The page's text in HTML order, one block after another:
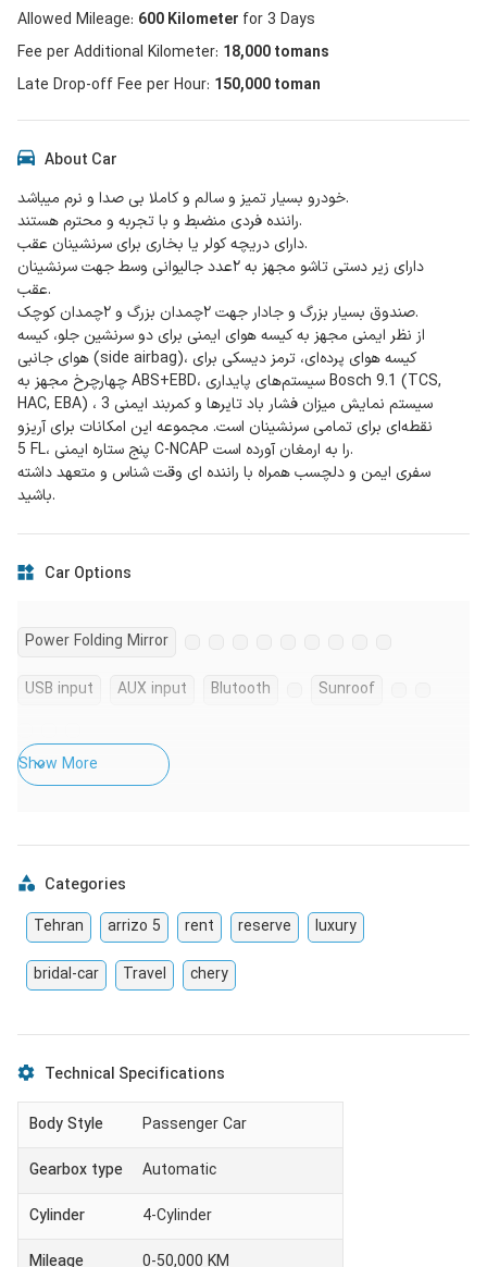
Allowed Mileage: 600Kilometer for3 Days
Fee per Additional Kilometer: 18,000tomans
Late Drop-off Fee per Hour: 150,000 toman
About Car
خودرو بسیار تمیز و سالم و کاملا بی صدا و نرم میباشد.
راننده فردی منضبط و با تجربه و محترم هستند.
دارای دریچه کولر یا بخاری برای سرنشینان عقب.
دارای زیر دستی تاشو مجهز به ۲عدد جالیوانی وسط جهت سرنشینان
عقب.
صندوق بسیار بزرگ و جادار جهت ۲چمدان بزرگ و ۲چمدان کوچک.
از نظر ایمنی مجهز به کیسه هوای ایمنی برای دو سرنشین جلو، کیسه
هوای جانبی (side airbag)، کیسه هوای پرده‌ای، ترمز دیسکی برای
چهارچرخ مجهز به ABS+EBD، سیستم‌های پایداری Bosch 9.1 (TCS,
HAC, EBA) ، سیستم نمایش میزان فشار باد تایرها و کمربند ایمنی 3
نقطه‌ای برای تمامی سرنشینان است. مجموعه این امکانات برای آریزو
5 FL، پنج ستاره ایمنی C-NCAP را به ارمغان آورده است.
سفری ایمن و دلچسب همراه با راننده ای وقت شناس و متعهد داشته
باشید.
Car Options
Power Folding Mirror
USB input AUX input Blutooth Sunroof
Show More
Categories
Tehran arrizo 5 rent reserve luxury
bridal-car Travel chery
Technical Specifications
Body Style
Passenger Car
Gearbox type
Automatic
Cylinder
4-Cylinder
Mileage
0-50,000 KM